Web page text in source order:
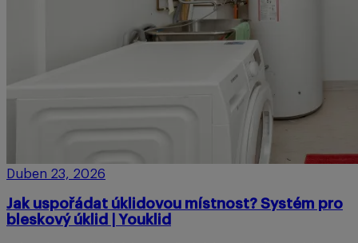
Duben 23, 2026
Jak uspořádat úklidovou místnost? Systém pro
bleskový úklid | Youklid